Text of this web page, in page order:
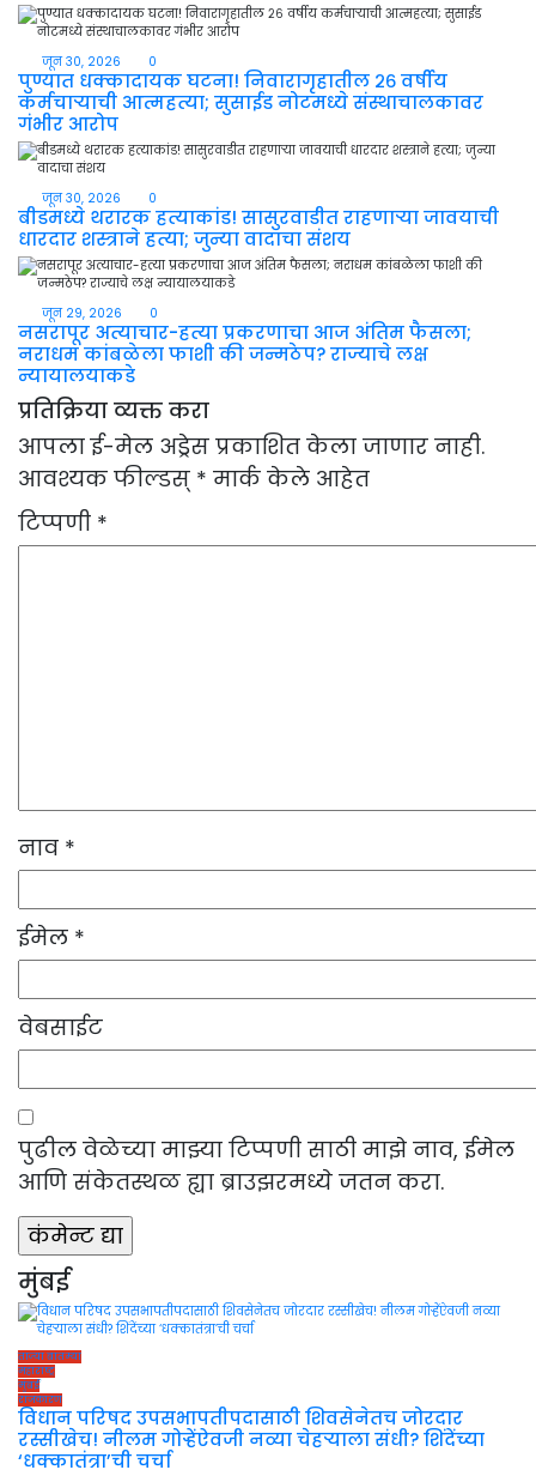
जून 30, 2026 0
पुण्यात धक्कादायक घटना! निवारागृहातील २६ वर्षीय
कर्मचाऱ्याची आत्महत्या; सुसाईड नोटमध्ये संस्थाचालकावर
गंभीर आरोप
जून 30, 2026 0
बीडमध्ये थरारक हत्याकांड! सासुरवाडीत राहणाऱ्या जावयाची
धारदार शस्त्राने हत्या; जुन्या वादाचा संशय
जून 29, 2026 0
नसरापूर अत्याचार-हत्या प्रकरणाचा आज अंतिम फैसला;
नराधम कांबळेला फाशी की जन्मठेप? राज्याचे लक्ष
न्यायालयाकडे
प्रतिक्रिया व्यक्त करा
आपला ई-मेल अड्रेस प्रकाशित केला जाणार नाही.
आवश्यक फील्डस् * मार्क केले आहेत
टिप्पणी *
नाव *
ईमेल *
वेबसाईट
पुढील वेळेच्या माझ्या टिप्पणी साठी माझे नाव, ईमेल
आणि संकेतस्थळ ह्या ब्राउझरमध्ये जतन करा.
मुंबई
ताज्या बातम्या
महाराष्ट्र
मुंबई
राजकारण
विधान परिषद उपसभापतीपदासाठी शिवसेनेतच जोरदार
रस्सीखेच! नीलम गोऱ्हेंऐवजी नव्या चेहऱ्याला संधी? शिंदेंच्या
‘धक्कातंत्रा’ची चर्चा